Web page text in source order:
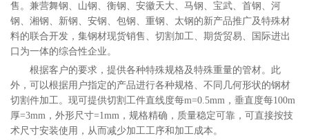
售。兼营舞钢、山钢、衡钢、安徽天大、马钢、宝武、首钢、河
钢、湘钢、新钢、安钢、包钢、重钢、太钢的新产品推广及特殊材
料的联合开发，集钢材现货销售、切割加工、期货贸易、国际进出
口为一体的综合性企业。
根据客户的要求，提供各种特殊规格及特殊重量的管材。此
外，可以根据用户指定的产品进行各种规格、不同几何形状的钢材
切割件加工。现可提供切割工件直线度每m=0.5mm，垂直度每100m
厚=3mm，外形尺寸=1mm，规格精确，质量稳定可靠，可直接按技
术尺寸安装使用，从而减少加工工序和加工成本。